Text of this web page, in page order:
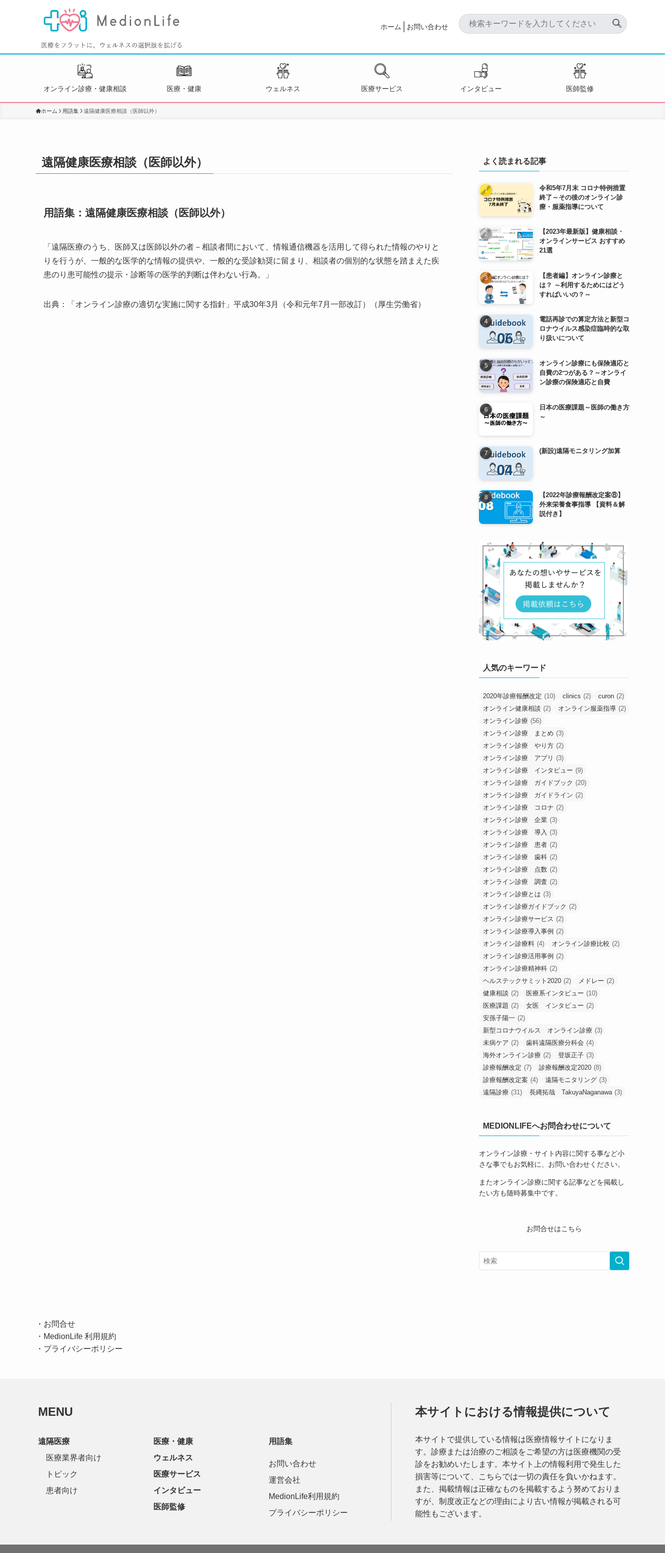
ホーム お問い合わせ
オンライン診療・健康相談 医療・健康 ウェルネス 医療サービス インタビュー 医師監修
ホーム 用語集 遠隔健康医療相談（医師以外）
遠隔健康医療相談（医師以外）
用語集：遠隔健康医療相談（医師以外）
「遠隔医療のうち、医師又は医師以外の者－相談者間において、情報通信機器を活用して得られた情報のやりと
りを行うが、一般的な医学的な情報の提供や、一般的な受診勧奨に留まり、相談者の個別的な状態を踏まえた疾
患のり患可能性の提示・診断等の医学的判断は伴わない行為。」
出典：「オンライン診療の適切な実施に関する指針」平成30年3月（令和元年7月一部改訂）（厚生労働省）
よく読まれる記事
令和5年7月末 コロナ特例措置
終了～その後のオンライン診
療・服薬指導について
【2023年最新版】健康相談・
オンラインサービス おすすめ
21選
【患者編】オンライン診療と
は？ ～利用するためにはどう
すればいいの？～
電話再診での算定方法と新型コ
ロナウイルス感染症臨時的な取
り扱いについて
オンライン診療にも保険適応と
自費の2つがある？～オンライ
ン診療の保険適応と自費
日本の医療課題～医師の働き方
～
(新設)遠隔モニタリング加算
【2022年診療報酬改定案⑧】
外来栄養食事指導 【資料＆解
説付き】
人気のキーワード
2020年診療報酬改定 (10) clinics (2) curon (2)
オンライン健康相談 (2) オンライン服薬指導 (2)
オンライン診療 (56)
オンライン診療 まとめ (3)
オンライン診療 やり方 (2)
オンライン診療 アプリ (3)
オンライン診療 インタビュー (9)
オンライン診療 ガイドブック (20)
オンライン診療 ガイドライン (2)
オンライン診療 コロナ (2)
オンライン診療 企業 (3)
オンライン診療 導入 (3)
オンライン診療 患者 (2)
オンライン診療 歯科 (2)
オンライン診療 点数 (2)
オンライン診療 調査 (2)
オンライン診療とは (3)
オンライン診療ガイドブック (2)
オンライン診療サービス (2)
オンライン診療導入事例 (2)
オンライン診療料 (4) オンライン診療比較 (2)
オンライン診療活用事例 (2)
オンライン診療精神科 (2)
ヘルステックサミット2020 (2) メドレー (2)
健康相談 (2) 医療系インタビュー (10)
医療課題 (2) 女医 インタビュー (2)
安孫子陽一 (2)
新型コロナウイルス オンライン診療 (3)
未病ケア (2) 歯科遠隔医療分科会 (4)
海外オンライン診療 (2) 登坂正子 (3)
診療報酬改定 (7) 診療報酬改定2020 (8)
診療報酬改定案 (4) 遠隔モニタリング (3)
遠隔診療 (31) 長縄拓哉 TakuyaNaganawa (3)
MEDIONLIFEへお問合わせについて
オンライン診療・サイト内容に関する事など小
さな事でもお気軽に、お問い合わせください。
またオンライン診療に関する記事などを掲載し
たい方も随時募集中です。
お問合せはこちら
・ お問合せ
・ MedionLife 利用規約
・ プライバシーポリシー
MENU
遠隔医療
医療業界者向け
トピック
患者向け
医療・健康
ウェルネス
医療サービス
インタビュー
医師監修
用語集
お問い合わせ
運営会社
MedionLife利用規約
プライバシーポリシー
本サイトにおける情報提供について
本サイトで提供している情報は医療情報サイトになりま
す。診療または治療のご相談をご希望の方は医療機関の受
診をお勧めいたします。本サイト上の情報利用で発生した
損害等について、こちらでは一切の責任を負いかねます。
また、掲載情報は正確なものを掲載するよう努めておりま
すが、制度改正などの理由により古い情報が掲載される可
能性もございます。